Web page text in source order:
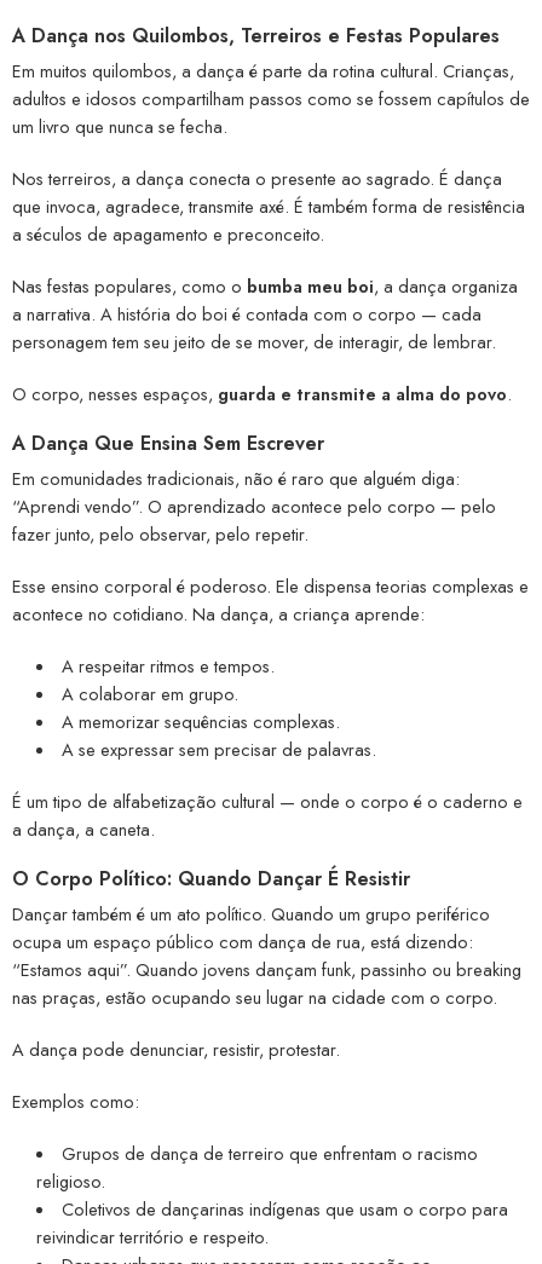
A Dança nos Quilombos, Terreiros e Festas Populares
Em muitos quilombos, a dança é parte da rotina cultural. Crianças,
adultos e idosos compartilham passos como se fossem capítulos de
um livro que nunca se fecha.
Nos terreiros, a dança conecta o presente ao sagrado. É dança
que invoca, agradece, transmite axé. É também forma de resistência
a séculos de apagamento e preconceito.
Nas festas populares, como o bumba meu boi, a dança organiza
a narrativa. A história do boi é contada com o corpo — cada
personagem tem seu jeito de se mover, de interagir, de lembrar.
O corpo, nesses espaços, guarda e transmite a alma do povo.
A Dança Que Ensina Sem Escrever
Em comunidades tradicionais, não é raro que alguém diga:
“Aprendi vendo”. O aprendizado acontece pelo corpo — pelo
fazer junto, pelo observar, pelo repetir.
Esse ensino corporal é poderoso. Ele dispensa teorias complexas e
acontece no cotidiano. Na dança, a criança aprende:
A respeitar ritmos e tempos.
A colaborar em grupo.
A memorizar sequências complexas.
A se expressar sem precisar de palavras.
É um tipo de alfabetização cultural — onde o corpo é o caderno e
a dança, a caneta.
O Corpo Político: Quando Dançar É Resistir
Dançar também é um ato político. Quando um grupo periférico
ocupa um espaço público com dança de rua, está dizendo:
“Estamos aqui”. Quando jovens dançam funk, passinho ou breaking
nas praças, estão ocupando seu lugar na cidade com o corpo.
A dança pode denunciar, resistir, protestar.
Exemplos como:
Grupos de dança de terreiro que enfrentam o racismo
religioso.
Coletivos de dançarinas indígenas que usam o corpo para
reivindicar território e respeito.